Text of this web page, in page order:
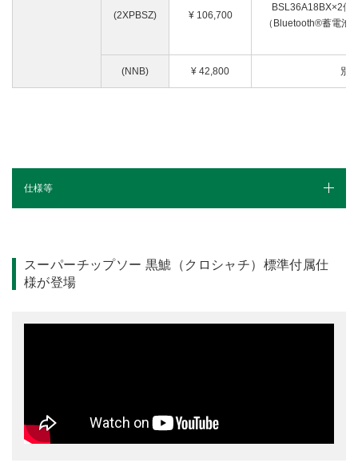
(2XPBSZ) ¥ 106,700
BSL36A18BX×2個
（Bluetooth®蓄電池
(NNB) ¥ 42,800 別
仕様等
別売部品
カタログ
スーパーチップソー 黒鯱（クロシャチ）標準付属仕
様が登場